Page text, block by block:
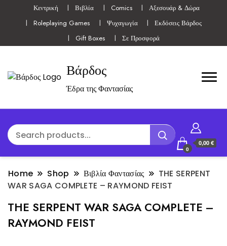
Κεντρική Βιβλία Comics
Αξεσουάρ & Δώρα
Roleplaying Games
Ψυχαγωγία
Εκδόσεις Βάρδος
Gift Boxes
Σε Προσφορά
Βάρδος
Έδρα της Φαντασίας
0
0,00 €
Home Shop Βιβλία Φαντασίας
THE SERPENT
WAR SAGA COMPLETE – RAYMOND FEIST
THE SERPENT WAR SAGA COMPLETE –
RAYMOND FEIST